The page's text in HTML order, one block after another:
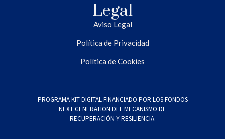
Legal
Aviso Legal
Política de Privacidad
Política de Cookies
PROGRAMA KIT DIGITAL FINANCIADO POR LOS FONDOS
NEXT GENERATION DEL MECANISMO DE
RECUPERACIÓN Y RESILIENCIA.